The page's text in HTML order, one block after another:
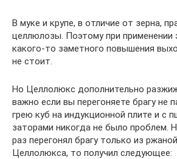
В муке и крупе, в отличие от зерна,
целлюлозы. Поэтому при применении
какого-то заметного повышения
не стоит.
Но Целлолюкс дополнительно
важно если вы перегоняете брагу не
грею куб на индукционной плите и с
заторами никогда не было проблем.
раз перегонял брагу только из
Целлолюкса, то получил следующее: